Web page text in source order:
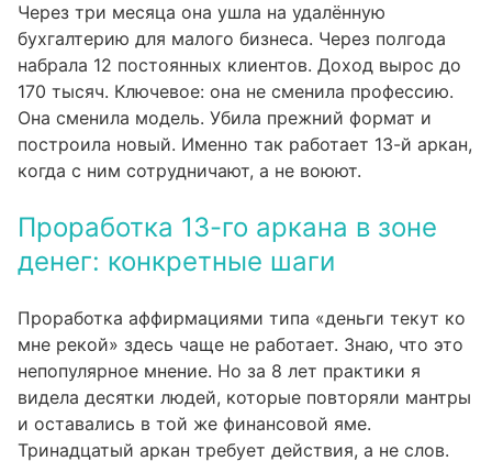
Через три месяца она ушла на удалённую
бухгалтерию для малого бизнеса. Через полгода
набрала 12 постоянных клиентов. Доход вырос до
170 тысяч. Ключевое: она не сменила профессию.
Она сменила модель. Убила прежний формат и
построила новый. Именно так работает 13-й аркан,
когда с ним сотрудничают, а не воюют.
Проработка 13-го аркана в зоне
денег: конкретные шаги
Проработка аффирмациями типа «деньги текут ко
мне рекой» здесь чаще не работает. Знаю, что это
непопулярное мнение. Но за 8 лет практики я
видела десятки людей, которые повторяли мантры
и оставались в той же финансовой яме.
Тринадцатый аркан требует действия, а не слов.